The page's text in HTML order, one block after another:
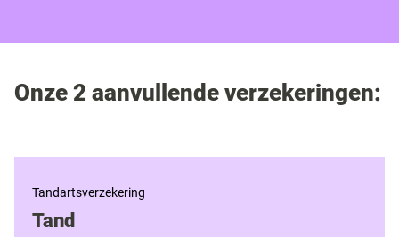
Onze 2 aanvullende verzekeringen:
Tandartsverzekering
Tand